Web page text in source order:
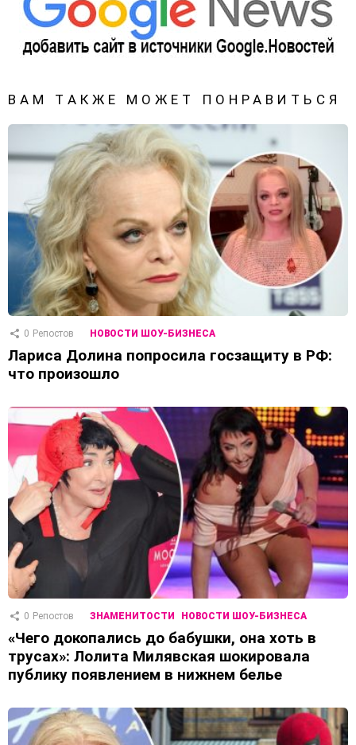
ВАМ ТАКЖЕ МОЖЕТ ПОНРАВИТЬСЯ
0 Репостов НОВОСТИ ШОУ-БИЗНЕСА
Лариса Долина попросила госзащиту в РФ:
что произошло
0 Репостов ЗНАМЕНИТОСТИ НОВОСТИ ШОУ-БИЗНЕСА
«Чего докопались до бабушки, она хоть в
трусах»: Лолита Милявская шокировала
публику появлением в нижнем белье